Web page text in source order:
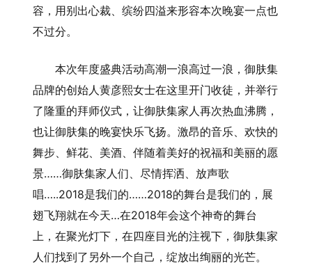
容，用别出心裁、缤纷四溢来形容本次晚宴一点也
不过分。
本次年度盛典活动高潮一浪高过一浪，御肤集
品牌的创始人黄彦熙女士在这里开门收徒，并举行
了隆重的拜师仪式，让御肤集家人再次热血沸腾，
也让御肤集的晚宴快乐飞扬。激昂的音乐、欢快的
舞步、鲜花、美酒、伴随着美好的祝福和美丽的愿
景……御肤集家人们、尽情挥洒、放声歌
唱…..2018是我们的……2018的舞台是我们的，展
翅飞翔就在今天…在2018年会这个神奇的舞台
上，在聚光灯下，在四座目光的注视下，御肤集家
人们找到了另外一个自己，绽放出绚丽的光芒。